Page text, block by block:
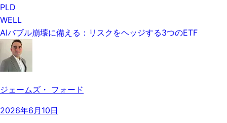
PLD
WELL
AIバブル崩壊に備える：リスクをヘッジする3つのETF
ジェームズ・ フォード
2026年6月10日